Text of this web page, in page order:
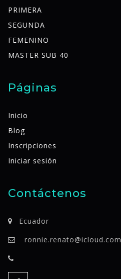
PRIMERA
SEGUNDA
FEMENINO
MASTER SUB 40
Páginas
Inicio
Blog
Inscripciones
Iniciar sesión
Contáctenos
Ecuador
ronnie.renato@icloud.com